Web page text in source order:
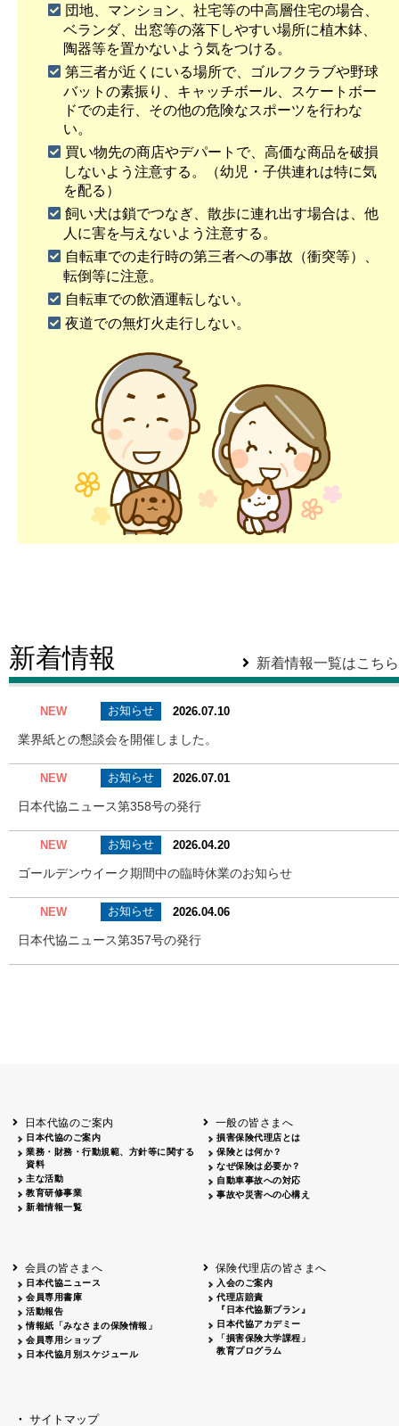
団地、マンション、社宅等の中高層住宅の場合、
ベランダ、出窓等の落下しやすい場所に植木鉢、
陶器等を置かないよう気をつける。
第三者が近くにいる場所で、ゴルフクラブや野球
バットの素振り、キャッチボール、スケートボー
ドでの走行、その他の危険なスポーツを行わな
い。
買い物先の商店やデパートで、高価な商品を破損
しないよう注意する。（幼児・子供連れは特に気
を配る）
飼い犬は鎖でつなぎ、散歩に連れ出す場合は、他
人に害を与えないよう注意する。
自転車での走行時の第三者への事故（衝突等）、
転倒等に注意。
自転車での飲酒運転しない。
夜道での無灯火走行しない。
新着情報 新着情報一覧はこちら
NEW お知らせ 2026.07.10
業界紙との懇談会を開催しました。
NEW お知らせ 2026.07.01
日本代協ニュース第358号の発行
NEW お知らせ 2026.04.20
ゴールデンウイーク期間中の臨時休業のお知らせ
NEW お知らせ 2026.04.06
日本代協ニュース第357号の発行
日本代協のご案内
日本代協のご案内
業務・財務・行動規範、方針等に関する
資料
主な活動
教育研修事業
新着情報一覧
一般の皆さまへ
損害保険代理店とは
保険とは何か？
なぜ保険は必要か？
自動車事故への対応
事故や災害への心構え
会員の皆さまへ
日本代協ニュース
会員専用書庫
活動報告
情報紙「みなさまの保険情報」
会員専用ショップ
日本代協月別スケジュール
保険代理店の皆さまへ
入会のご案内
代理店賠責
『日本代協新プラン』
日本代協アカデミー
「損害保険大学課程」
教育プログラム
サイトマップ